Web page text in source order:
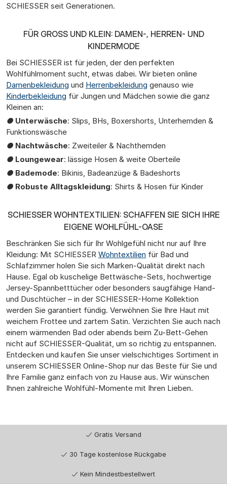
SCHIESSER seit Generationen.
FÜR GROSS UND KLEIN: DAMEN-, HERREN- UND K
INDERMODE
Bei SCHIESSER ist für jeden, der den perfekten
Wohlfühlmoment sucht, etwas dabei. Wir bieten online
Damenbekleidung und Herrenbekleidung genauso wie
Kinderbekleidung für Jungen und Mädchen sowie die ganz
Kleinen an:
● Unterwäsche: Slips, BHs, Boxershorts, Unterhemden &
Funktionswäsche
● Nachtwäsche: Zweiteiler & Nachthemden
● Loungewear: lässige Hosen & weite Oberteile
● Bademode: Bikinis, Badeanzüge & Badeshorts
● Robuste Alltagskleidung: Shirts & Hosen für Kinder
SCHIESSER WOHNTEXTILIEN: SCHAFFEN SIE SICH IHRE
EIGENE WOHLFÜHL-OASE
Beschränken Sie sich für Ihr Wohlgefühl nicht nur auf Ihre
Kleidung: Mit SCHIESSER Wohntextilien für Bad und
Schlafzimmer holen Sie sich Marken-Qualität direkt nach
Hause. Egal ob kuschelige Bettwäsche-Sets, hochwertige
Jersey-Spannbetttücher oder besonders saugfähige Hand-
und Duschtücher – in der SCHIESSER-Home Kollektion
werden Sie garantiert fündig. Verwöhnen Sie Ihre Haut mit
weichem Frottee und zartem Satin. Verzichten Sie auch nach
einem wärmenden Bad oder abends beim Zu-Bett-Gehen
nicht auf SCHIESSER-Qualität, um so richtig zu entspannen.
Entdecken und kaufen Sie unser vielschichtiges Sortiment in
unserem SCHIESSER Online-Shop nur das Beste für Sie und
Ihre Familie ganz einfach von zu Hause aus. Wir wünschen
Ihnen zahlreiche Wohlfühl-Momente mit Ihren Lieben.
Gratis Versand
30 Tage kostenlose Rückgabe
Kein Mindestbestellwert